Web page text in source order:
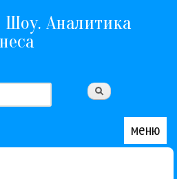
содержанию
Шоу. Аналитика
меню